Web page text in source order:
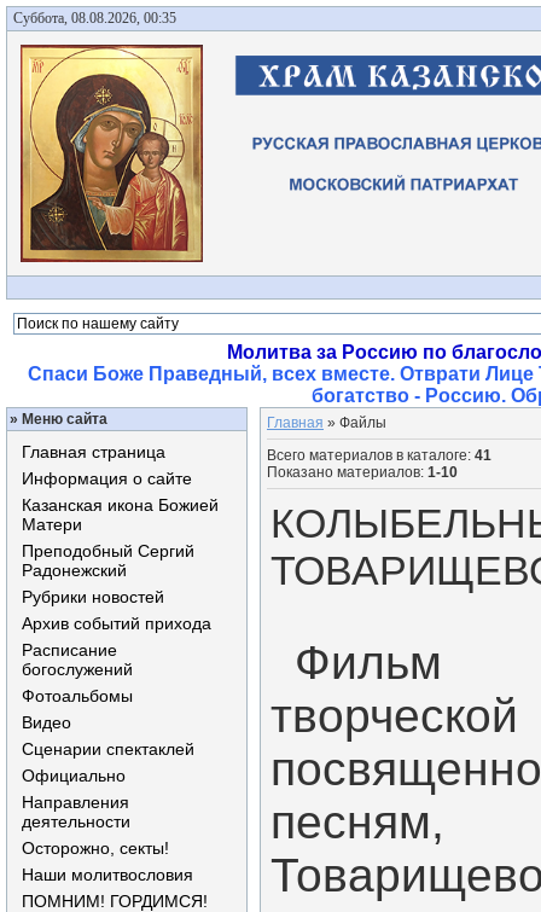
Суббота, 08.08.2026, 00:35
Молитва за Россию по
Спаси Боже Праведный, всех вместе. Отврати
богатство - Россию.
» Меню сайта
Главная страница
Информация о сайте
Казанская икона Божией
Матери
Преподобный Сергий
Радонежский
Рубрики новостей
Архив событий прихода
Расписание
богослужений
Фотоальбомы
Видео
Сценарии спектаклей
Официально
Направления
деятельности
Осторожно, секты!
Наши молитвословия
ПОМНИМ! ГОРДИМСЯ!
Главная » Файлы
Всего материалов в каталоге: 41
Показано материалов: 1-10
Фильм